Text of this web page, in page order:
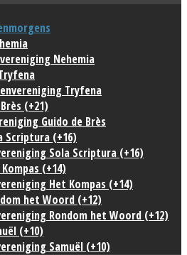
Nehemia
Tryfena
(+21)
Guido de Brès
Scriptura (+16)
Sola Scriptura (+16)
(+14)
Het Kompas (+14)
het Woord (+12)
Rondom het Woord (+12)
(+10)
Samuël (+10)